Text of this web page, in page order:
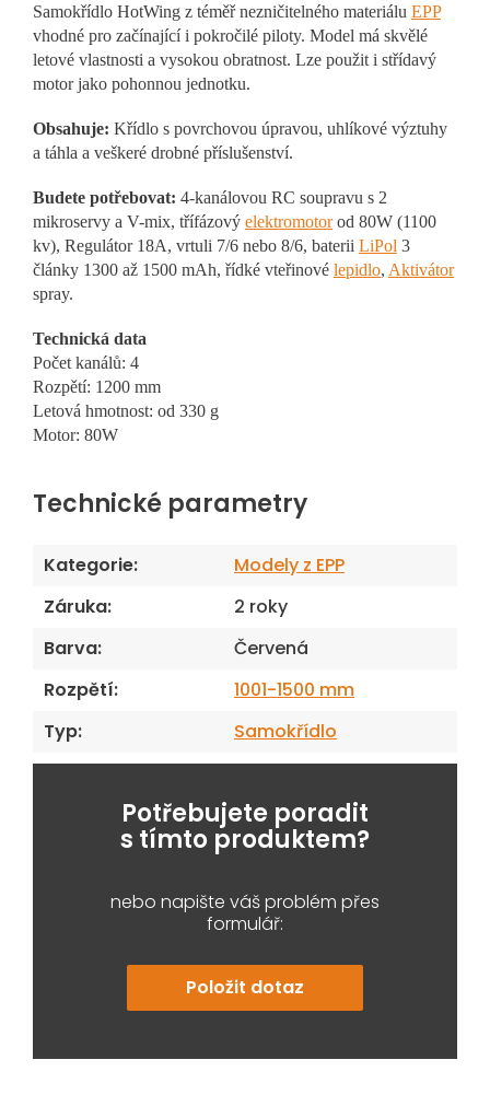
Samokřídlo HotWing z téměř nezničitelného materiálu EPP
vhodné pro začínající i pokročilé piloty. Model má skvělé
letové vlastnosti a vysokou obratnost. Lze použit i střídavý
motor jako pohonnou jednotku.
Obsahuje: Křídlo s povrchovou úpravou, uhlíkové výztuhy
a táhla a veškeré drobné příslušenství.
Budete potřebovat: 4-kanálovou RC soupravu s 2
mikroservy a V-mix, třífázový elektromotorod 80W (1100
kv), Regulátor 18A, vrtuli 7/6 nebo 8/6, baterii LiPol 3
články 1300 až 1500 mAh, řídké vteřinové lepidlo, Aktivátor
spray.
Technická data
Počet kanálů: 4
Rozpětí: 1200 mm
Letová hmotnost: od 330 g
Motor: 80W
Technické parametry
Kategorie:
Modely z EPP
Záruka:
2 roky
Barva:
Červená
Rozpětí:
1001-1500 mm
Typ: Samokřídlo
Potřebujete poradit
s tímto produktem?
nebo napište váš problém přes
formulář:
Položit dotaz